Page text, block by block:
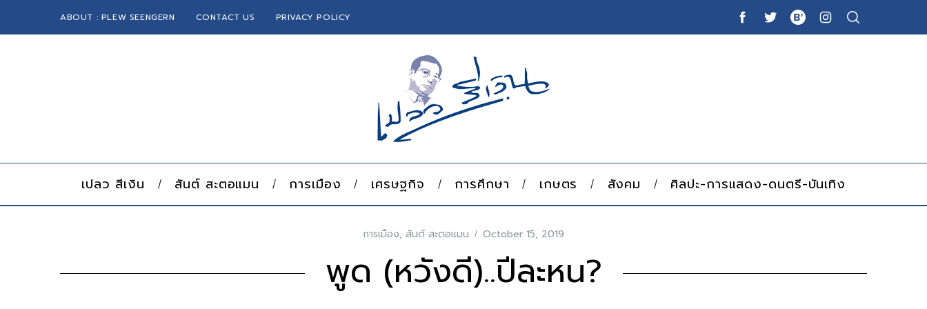
ABOUT : PLEW SEENGERN CONTACT US PRIVACY POLICY
เปลว สีเงิน สันต์ สะตอแมน การเมือง เศรษฐกิจ การศึกษา เกษตร สังคม ศิลปะ-การแสดง-ดนตรี-บันเทิง
การเมือง, สันต์ สะตอแมน October 15, 2019
พูด (หวังดี)..ปีละหน?